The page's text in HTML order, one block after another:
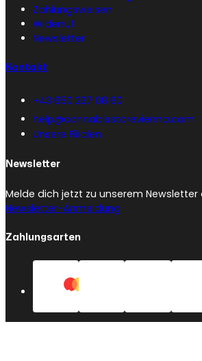
Zahlungsweisen
Widerruf
Newsletter
Kontakt
+43 650 237 08 60
help@cannabisstorevienna.com
Unsere Filialen
Newsletter
Melde dich jetzt zu unserem
Newsletter-Anmeldung
Zahlungsarten